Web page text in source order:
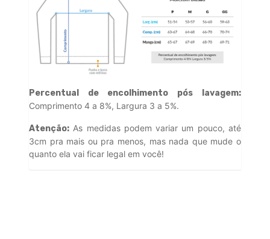
Percentual de encolhimento pós lavagem:
Comprimento 4 a 8%, Largura 3 a 5%.
Atenção: As medidas podem variar um pouco, até
3cm pra mais ou pra menos, mas nada que mude o
quanto ela vai ficar legal em você!